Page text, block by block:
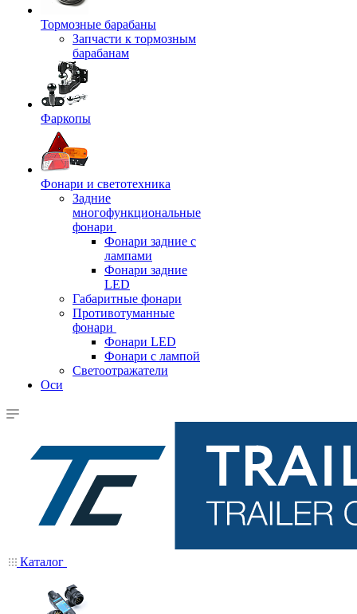
Тормозные барабаны
Запчасти к тормозным
барабанам
Фаркопы
Фонари и светотехника
Задние
многофункциональные
фонари
Фонари задние с
лампами
Фонари задние
LED
Габаритные фонари
Противотуманные
фонари
Фонари LED
Фонари с лампой
Светоотражатели
Оси
Каталог